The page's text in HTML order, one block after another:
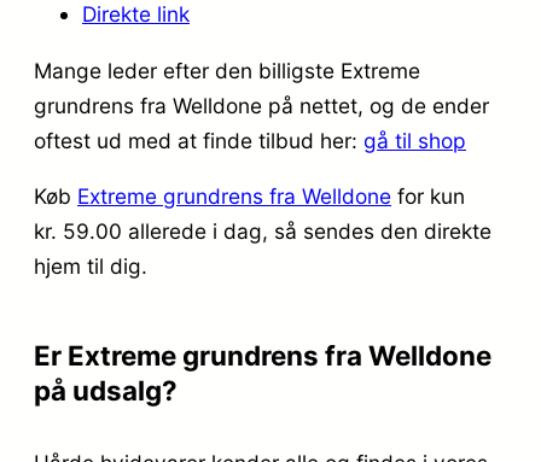
Direkte link
Mange leder efter den billigste Extreme
grundrens fra Welldone på nettet, og de ender
oftest ud med at finde tilbud her: gå til shop
Køb Extreme grundrens fra Welldone for kun
kr. 59.00 allerede i dag, så sendes den direkte
hjem til dig.
Er Extreme grundrens fra Welldone
på udsalg?